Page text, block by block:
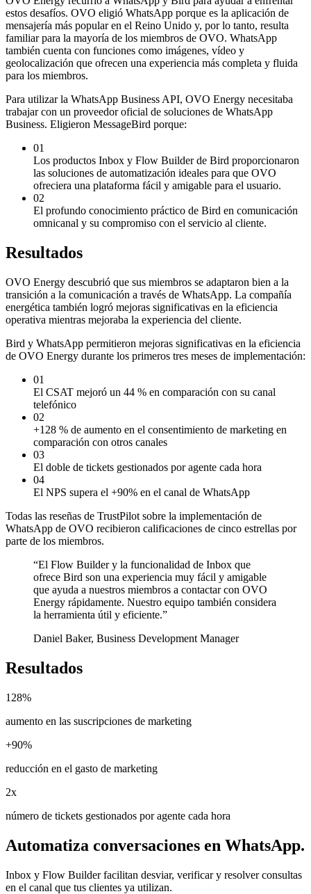
estos desafíos. OVO eligió WhatsApp porque es la aplicación de
mensajería más popular en el Reino Unido y, por lo tanto, resulta
familiar para la mayoría de los miembros de OVO. WhatsApp
también cuenta con funciones como imágenes, vídeo y
geolocalización que ofrecen una experiencia más completa y fluida
para los miembros.
Para utilizar la WhatsApp Business API, OVO Energy necesitaba
trabajar con un proveedor oficial de soluciones de WhatsApp
Business. Eligieron MessageBird porque:
01
Los productos Inbox y Flow Builder de Bird proporcionaron
las soluciones de automatización ideales para que OVO
ofreciera una plataforma fácil y amigable para el usuario.
02
El profundo conocimiento práctico de Bird en comunicación
omnicanal y su compromiso con el servicio al cliente.
Resultados
OVO Energy descubrió que sus miembros se adaptaron bien a la
transición a la comunicación a través de WhatsApp. La compañía
energética también logró mejoras significativas en la eficiencia
operativa mientras mejoraba la experiencia del cliente.
Bird y WhatsApp permitieron mejoras significativas en la eficiencia
de OVO Energy durante los primeros tres meses de implementación:
01
El CSAT mejoró un 44 % en comparación con su canal
telefónico
02
+128 % de aumento en el consentimiento de marketing en
comparación con otros canales
03
El doble de tickets gestionados por agente cada hora
04
El NPS supera el +90% en el canal de WhatsApp
Todas las reseñas de TrustPilot sobre la implementación de
WhatsApp de OVO recibieron calificaciones de cinco estrellas por
parte de los miembros.
“El Flow Builder y la funcionalidad de Inbox que
ofrece Bird son una experiencia muy fácil y amigable
que ayuda a nuestros miembros a contactar con OVO
Energy rápidamente. Nuestro equipo también considera
la herramienta útil y eficiente.”
Daniel Baker, Business Development Manager
Resultados
128%
aumento en las suscripciones de marketing
+90%
reducción en el gasto de marketing
2x
número de tickets gestionados por agente cada hora
Automatiza conversaciones en WhatsApp.
Inbox y Flow Builder facilitan desviar, verificar y resolver consultas
en el canal que tus clientes ya utilizan.